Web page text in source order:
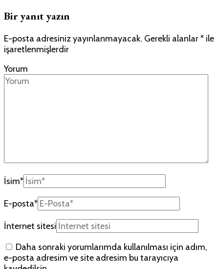
Bir yanıt yazın
E-posta adresiniz yayınlanmayacak. Gerekli alanlar* ile
işaretlenmişlerdir
Yorum
İsim*
E-posta*
İnternet sitesi
Daha sonraki yorumlarımda kullanılması için adım,
e-posta adresim ve site adresim bu tarayıcıya